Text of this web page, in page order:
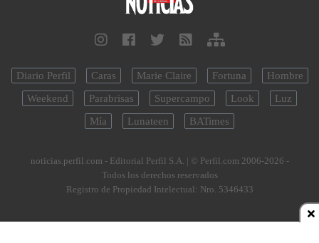
Diario Perfil Caras Marie Claire Fortuna
Hombre
Weekend
Parabrisas Supercampo Look
Luz
Mía
Lunateen BATimes
noticias.perfil.com - Editorial Perfil S.A. | © Perfil.com 2006-2026 -
Todos los derechos reservados
Registro de Propiedad Intelectual: Nro. 5346433